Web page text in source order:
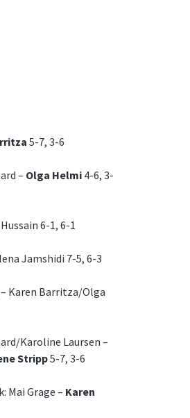
5-7, 3-6
– Olga Helmi 4-6, 3-
6-1, 6-1
Jamshidi 7-5, 6-3
– Karen Barritza/Olga
Karoline Laursen –
Stripp5-7, 3-6
Mai Grage – Karen